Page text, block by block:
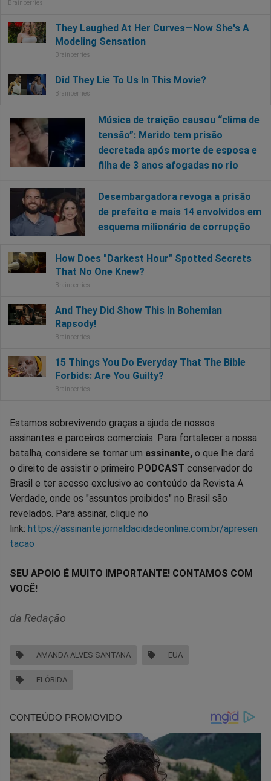
Música de traição causou “clima de
tensão”: Marido tem prisão
decretada após morte de esposa e
filha de 3 anos afogadas no rio
Desembargadora revoga a prisão
de prefeito e mais 14 envolvidos em
esquema milionário de corrupção
Estamos sobrevivendo graças a ajuda de nossos
assinantes e parceiros comerciais. Para fortalecer a nossa
batalha, considere se tornar um assinante, o que lhe dará
o direito de assistir o primeiro PODCAST conservador do
Brasil e ter acesso exclusivo ao conteúdo da Revista A
Verdade, onde os "assuntos proibidos" no Brasil são
revelados. Para assinar, clique no
link: https://assinante.jornaldacidadeonline.com.br/apresen
tacao
SEU APOIO É MUITO IMPORTANTE! CONTAMOS COM
VOCÊ!
da Redação
AMANDA ALVES SANTANA EUA
FLÓRIDA